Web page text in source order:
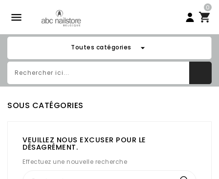

0
Toutes catégories arrow_drop_down
SOUS CATÉGORIES
VEUILLEZ NOUS EXCUSER POUR LE
DÉSAGRÉMENT.
Effectuez une nouvelle recherche